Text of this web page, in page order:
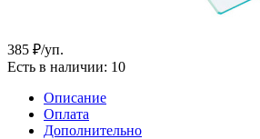
385 ₽/уп.
Есть в наличии: 10
Описание
Оплата
Дополнительно